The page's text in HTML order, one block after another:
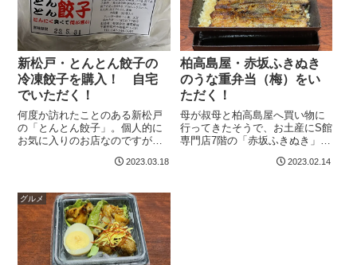
新松戸・とんとん餃子の
冷凍餃子を購入！ 自宅
でいただく！
何度か訪れたことのある新松戸
の「とんとん餃子」。個人的に
お気に入りのお店なのですが、
凍餃子を買ってきたそうで、台
冷凍餃子（とんとん餃子）新松
戸1丁目にあるとんとん餃子華苑
飯店の松戸市内...
2023.03.18
柏高島屋・赤坂ふきぬき
のうな重弁当（梅）をい
ただく！
母が叔母と柏高島屋へ買い物に
行ってきたそうで、お土産にS館
専門店7階の「赤坂ふきぬき」の
くれました。うな重梅（赤坂ふ
2023.02.14
グルメ